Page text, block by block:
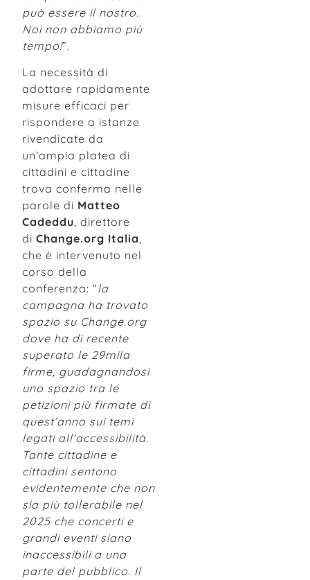
può essere il nostro.
Noi non abbiamo più
tempo!”.
La necessità di
adottare rapidamente
misure efficaci per
rispondere a istanze
rivendicate da
un’ampia platea di
cittadini e cittadine
trova conferma nelle
parole di Matteo
Cadeddu, direttore
di Change.org Italia,
che è intervenuto nel
corso della
conferenza: “la
campagna ha trovato
spazio su Change.org
dove ha di recente
superato le 29mila
firme, guadagnandosi
uno spazio tra le
petizioni più firmate di
quest’anno sui temi
legati all’accessibilità.
Tante cittadine e
cittadini sentono
evidentemente che non
sia più tollerabile nel
2025 che concerti e
grandi eventi siano
inaccessibili a una
parte del pubblico. Il